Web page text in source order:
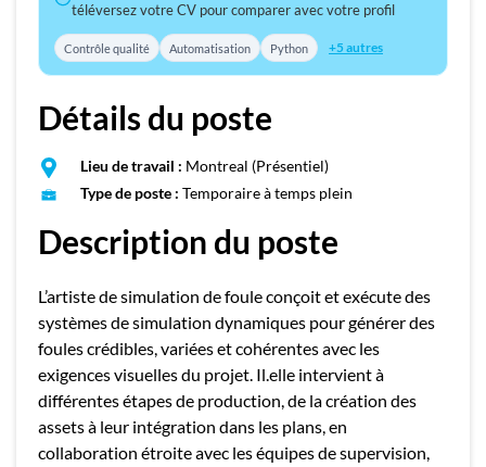
téléversez votre CV pour comparer avec votre profil
Contrôle qualité Automatisation Python +5 autres
Détails du poste
Lieu de travail : Montreal (Présentiel)
Type de poste : Temporaire à temps plein
Description du poste
L’artiste de simulation de foule conçoit et exécute des
systèmes de simulation dynamiques pour générer des
foules crédibles, variées et cohérentes avec les
exigences visuelles du projet. Il.elle intervient à
différentes étapes de production, de la création des
assets à leur intégration dans les plans, en
collaboration étroite avec les équipes de supervision,